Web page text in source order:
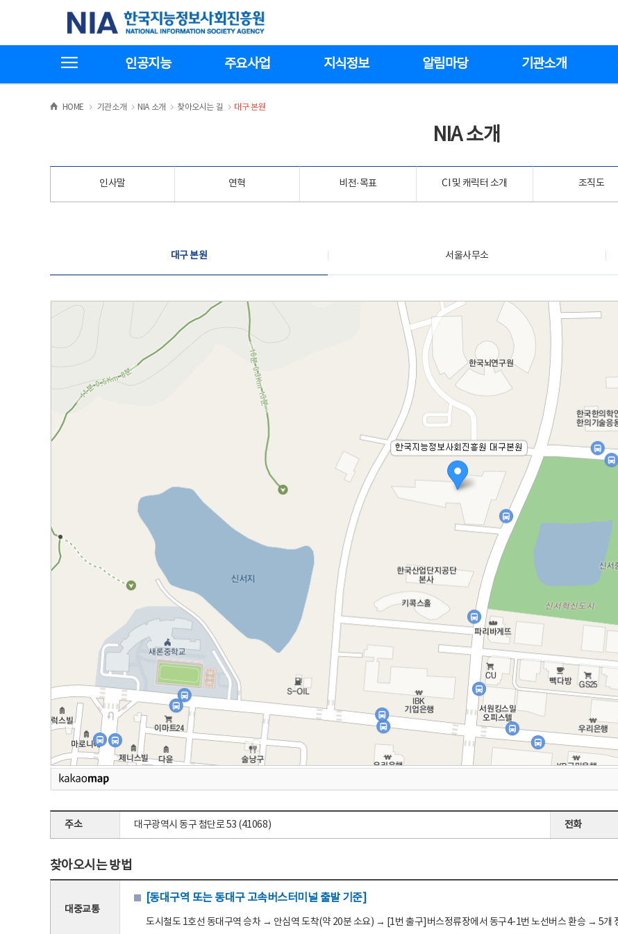
기
한국지능정보사회진흥원
인공지능 주요사업 지식정보 알림마당 기관소개
HOME >
기관소개 >NIA 소개 >
찾아오시는 길 >
대구 본원
NIA 소개
인사말 연혁 비전·목표 CI 및 캐릭터 소개 조직도
대구 본원 서울사무소
주소 대구광역시 동구 첨단로 53 (41068) 전화
찾아오시는 방법
대중교통
[동대구역 또는 동대구 고속버스터미널 출발 기준]
도시철도 1호선 동대구역 승차 → 안심역 도착(약 20분 소요) → [1번 출구]버스정류장에서 동구4-1번 노선버스 환승 → 5개